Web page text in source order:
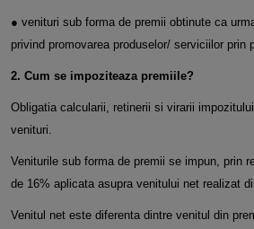
● venituri sub forma de premii obtinute ca
privind promovarea produselor/ serviciilor prin
2. Cum se impoziteaza premiile?
Obligatia calcularii, retinerii si virarii
venituri.
Veniturile sub forma de premii se impun, prin
de 16% aplicata asupra venitului net realizat
Venitul net este diferenta dintre venitul din